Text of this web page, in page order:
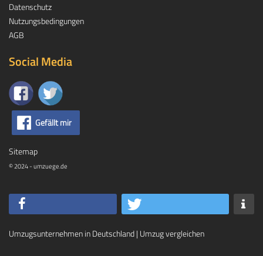
Datenschutz
Nutzungsbedingungen
AGB
Social Media
Gefällt mir
Sitemap
© 2024 - umzuege.de
Umzugsunternehmen in Deutschland| Umzug vergleichen